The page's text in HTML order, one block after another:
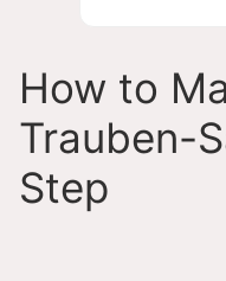
How to
Trauben-
Step